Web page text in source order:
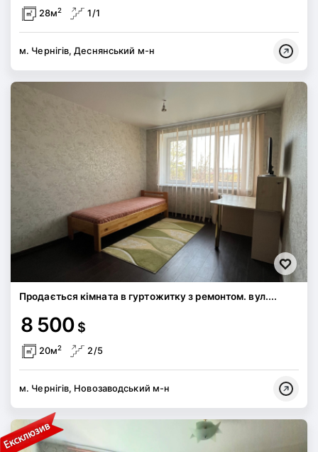
28м2 1/1
м. Чернігів, Деснянський м-н
Продається кімната в гуртожитку з ремонтом. вул....
8 500 $
20м2 2/5
м. Чернігів, Новозаводський м-н